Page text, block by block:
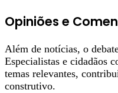
Opiniões e
Além de notícias, o
Especialistas e cidadãos
temas relevantes,
construtivo.